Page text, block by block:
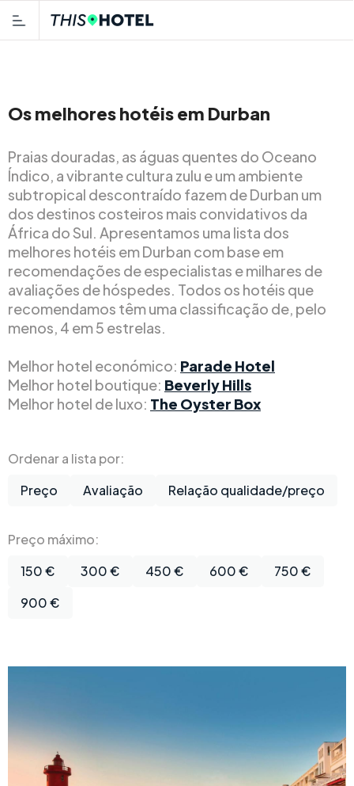
Os melhores hotéis em Durban
Praias douradas, as águas quentes do Oceano
Índico, a vibrante cultura zulu e um ambiente
subtropical descontraído fazem de Durban um
dos destinos costeiros mais convidativos da
África do Sul. Apresentamos uma lista dos
melhores hotéis em Durban com base em
recomendações de especialistas e milhares de
avaliações de hóspedes. Todos os hotéis que
recomendamos têm uma classificação de, pelo
menos, 4 em 5 estrelas.
Melhor hotel económico: Parade Hotel
Melhor hotel boutique: Beverly Hills
Melhor hotel de luxo: The Oyster Box
Ordenar a lista por:
Preço
Avaliação Relação qualidade/preço
Preço máximo:
150 €
300 € 450 € 600 €
750 €
900 €